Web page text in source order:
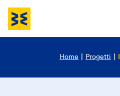
Home Progetti